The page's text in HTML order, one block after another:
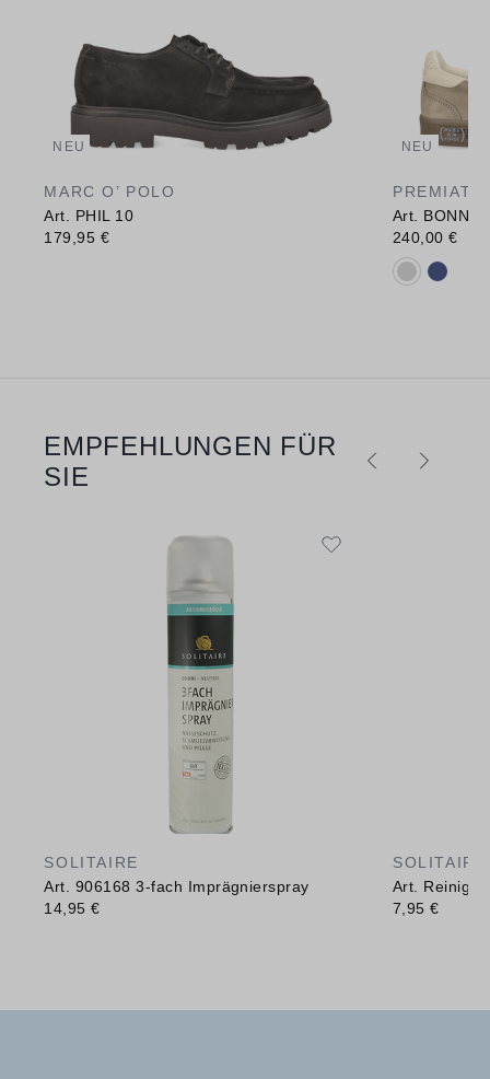
NEU
MARC O’ POLO
Art. PHIL 10
179,95 €
NEU
PREMIATA
Art. BONNIE
240,00 €
Verfügbare
Produktgalerie überspringen
EMPFEHLUNGEN FÜR
SIE
SOLITAIRE
Art. 906168 3-fach Imprägnierspray
14,95 €
SOLITAIRE
Art.
7,95 €